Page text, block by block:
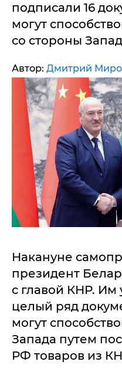
подписали 16
могут
со стороны
Автор: Дмитрий
Накануне
президент
с главой КНР. Им
целый ряд
могут
Запада путем
РФ товаров из